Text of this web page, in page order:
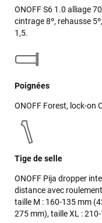
ONOFF S6 1.0 alliage
cintrage 8º, rehausse
1,5.
Poignées
ONOFF Forest, lock-on
Tige de selle
ONOFF Pija dropper
distance avec
taille M : 160-135 mm
275 mm), taille XL :